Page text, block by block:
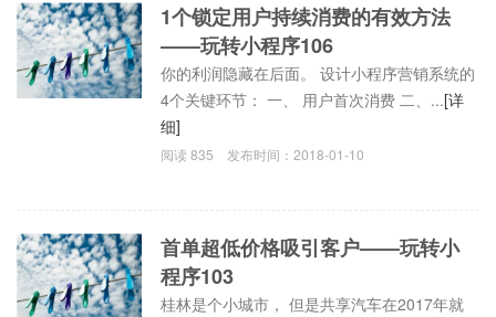
1个锁定用户持续消费的有效方法
——玩转小程序106
你的利润隐藏在后面。 设计小程序营销系统的
4个关键环节： 一、 用户首次消费 二、...[详
细]
阅读835 发布时间：2018-01-10
首单超低价格吸引客户——玩转小
程序103
桂林是个小城市， 但是共享汽车在2017年就